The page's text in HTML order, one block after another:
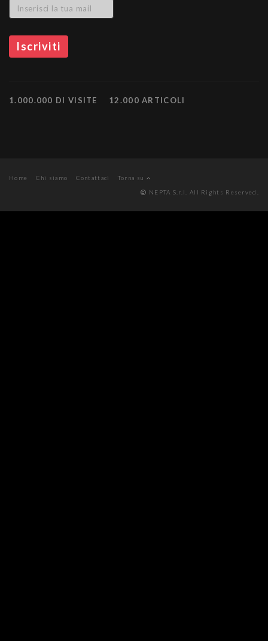
1.000.000 DI VISITE 12.000 ARTICOLI
Home Chi siamo Contattaci
Torna su
NEPTA S.r.l. All Rights Reserved.